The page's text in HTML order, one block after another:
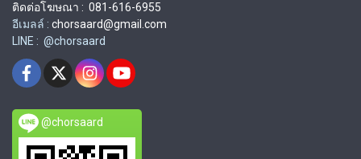
ติดต่อโฆษณา : 081-616-6955
อีเมลล์ : chorsaard@gmail.com
LINE : @chorsaard
@chorsaard